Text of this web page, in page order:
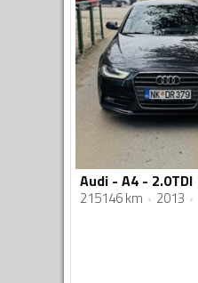
Audi - A4 - 2.0TDI
215146 km 2013